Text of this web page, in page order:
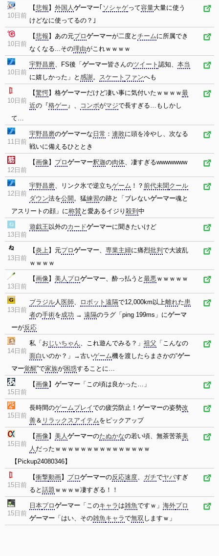
10日前
【悲報 】 外国人ゲーマー｢ ソシャゲって容量大量に使う
けどなに使ってるの？｣
10日前
【悲報 】あの元プロゲーマーが二度と チームに所属でき
なくなる...その理由がこれｗｗｗｗ
10日前
宇野昌磨、FS後「 ゲーマー皆さんのツイート 認知、 本当
に嬉しかった」と 感謝。 スケート ファンへも
10日前
【驚愕】格ゲーマーだけど凄い事に気付いたｗｗｗｗ最
近の『格ゲー』、 コンボがマジで長すぎる…もしかし
て…
11日前
宇野昌磨のゲーマーな 日常 ： 連敗に頭を冷やし、次なる
戦いに備えるひととき
12日前
【画像】 プロゲーマー釈迦の肉体、凄すぎるwwwwwww
12日前
宇野昌磨、リンク氷で逆立ちゲーム ！？ 前代未聞クール
ダウン法を公開 。猛練習の跡と「ブレないゲーマー魂と
アスリートの顔」に称賛と愛あるイジり 殺到 中
13日前
遊戯王 以外のカードゲーマーに聞きたいけど
13日前
【炎上】元プロゲーマー、 専業主婦に痛烈批判 で大波乱
ｗｗｗｗ
13日前
【画像】 美人 プロゲーマー、酔っ払うと 最悪ｗｗｗｗｗ
13日前
ブラジル人 医師、 ロボット 遠隔で12,000km以上離れた患
者の手術を成功 → 遠隔のラグ「ping 199ms」にゲーマ
ーが反応
14日前
私「お じいちゃん、これ遊んでみる？」 祖父 「こんなの
面白 いのか？」→古いゲーム機を渡したらまさかの“ゲー
マー覚醒”で家族が困惑することに…
15日前
【画像】 ゲーマー 「この頃は良かった…」
15日前
長時間のゲームプレイでの疲労防止！ ゲーマーの姿勢改
善＆ リラックスアイテムをピックアップ
15日前
【画像】 美人ゲーマーのたぬかなの若い頃、無茶苦茶美
人 だったｗｗｗｗｗｗｗｗｗｗｗｗｗｗｗ
【Pickup24080346】
15日前
【衝撃動画】 プロゲーマーの反応速度、 ガチでヤバすぎ
ると 話題 ｗｗｗｗ凄すぎる！！
15日前
日本プロゲーマー 「このキャラ は雑魚ですｗ」 海外プロ
ゲーマー 「はい、その雑魚キャラで無双 しますｗ」